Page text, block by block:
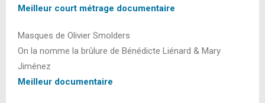
Meilleur court métrage documentaire
Masques de Olivier Smolders
On la nomme la brûlure de Bénédicte Liénard & Mary
Jiménez
Meilleur documentaire